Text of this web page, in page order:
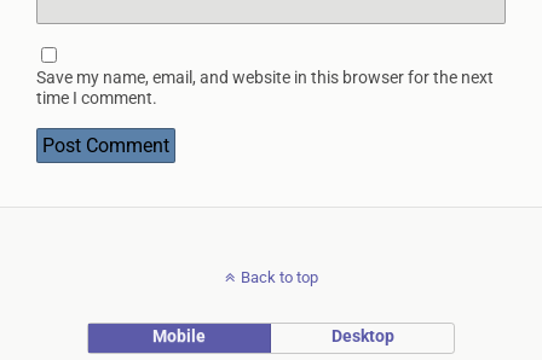
Save my name, email, and website in this browser for the next
time I comment.
Back to top
Mobile Desktop